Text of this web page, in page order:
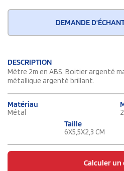
DEMANDE
DESCRIPTION
Mètre 2m en ABS. Boitier argenté
métallique argenté brillant.
Matériau
Métal
Taille
6X5,5X2,3 CM
Calculer un